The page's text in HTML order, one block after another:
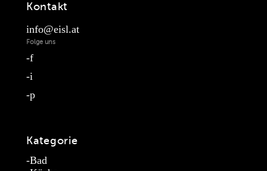
Kontakt
info@eisl.at
Folge uns
f
i
p
Kategorie
Bad